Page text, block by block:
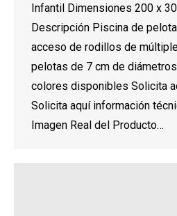
Infantil Dimensiones 200 x
Descripción Piscina de
acceso de rodillos de
pelotas de 7 cm de
colores disponibles Solicita
Solicita aquí información
Imagen Real del Producto…